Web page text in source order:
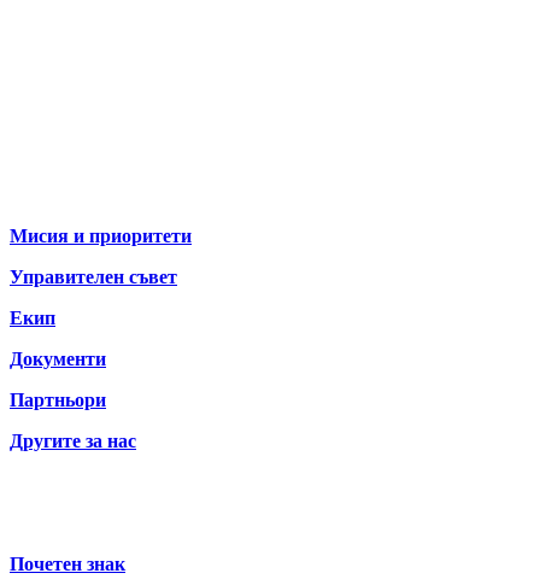
Мисия и приоритети
Управителен съвет
Екип
Документи
Партньори
Другите за нас
Почетен знак